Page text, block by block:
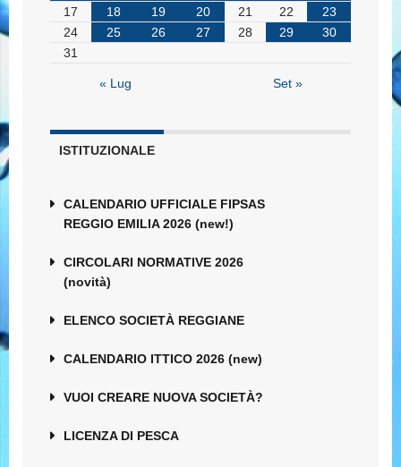
17
18 19 20 21 22
23
24
25 26 27 28 29
30
31
« Lug Set »
ISTITUZIONALE
CALENDARIO UFFICIALE FIPSAS
REGGIO EMILIA 2026 (new!)
CIRCOLARI NORMATIVE 2026
(novità)
ELENCO SOCIETÀ REGGIANE
CALENDARIO ITTICO 2026 (new)
VUOI CREARE NUOVA SOCIETÀ?
LICENZA DI PESCA